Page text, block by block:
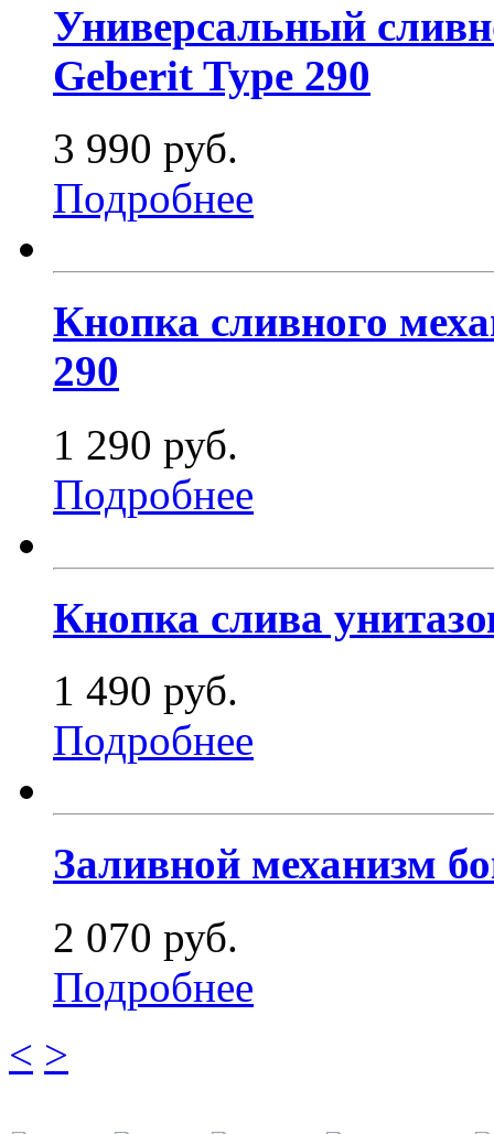
Универсальный
Geberit Type 290
3 990 руб.
Подробнее
Кнопка сливного
290
1 290 руб.
Подробнее
Кнопка слива
1 490 руб.
Подробнее
Заливной механизм
2 070 руб.
Подробнее
< >